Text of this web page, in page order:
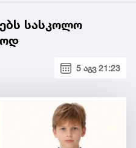
სასკოლო
5 აგვ 21:23